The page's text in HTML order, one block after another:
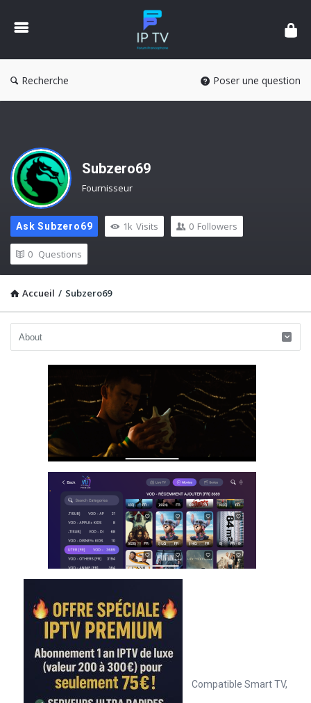
Forum
IPTV
France
Recherche Poser une question
Subzero69
Fournisseur
Ask Subzero69 1k Visits 0 Followers
0 Questions
Accueil / Subzero69
Compatible Smart TV,